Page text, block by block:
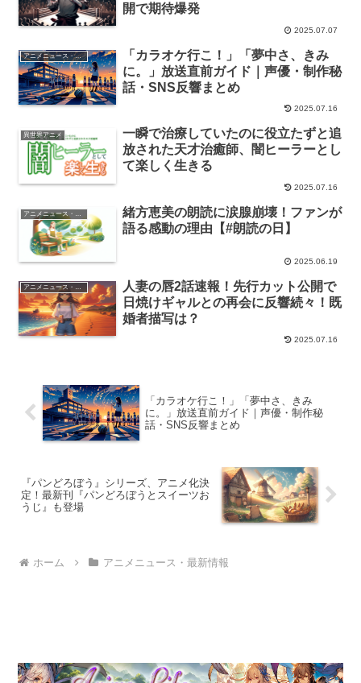
開で期待爆発
2025.07.07
アニメニュース・最新情報
「カラオケ行こ！」「夢中さ、きみ
に。」放送直前ガイド｜声優・制作秘
話・SNS反響まとめ
2025.07.16
異世界アニメ
一瞬で治療していたのに役立たずと追
放された天才治癒師、闇ヒーラーとし
て楽しく生きる
2025.07.16
緒方恵美の朗読に涙腺崩壊！ファンが
語る感動の理由【#朗読の日】
2025.06.19
アニメニュース・最新情報
人妻の唇2話速報！先行カット公開で
日焼けギャルとの再会に反響続々！既
婚者描写は？
2025.07.16
「カラオケ行こ！」「夢中さ、きみ
に。」放送直前ガイド｜声優・制作秘
話・SNS反響まとめ
『パンどろぼう』シリーズ、アニメ化決
定！最新刊『パンどろぼうとスイーツお
うじ』も登場
ホーム アニメニュース・最新情報